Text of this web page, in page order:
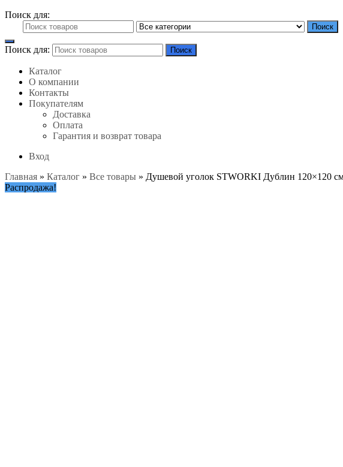
Поиск для:
Поиск
Поиск для: Поиск
Каталог
О компании
Контакты
Покупателям
Доставка
Оплата
Гарантия и возврат товара
Вход
Главная » Каталог » Все товары » Душевой уголок STWORKI Дублин 120×120
Распродажа!